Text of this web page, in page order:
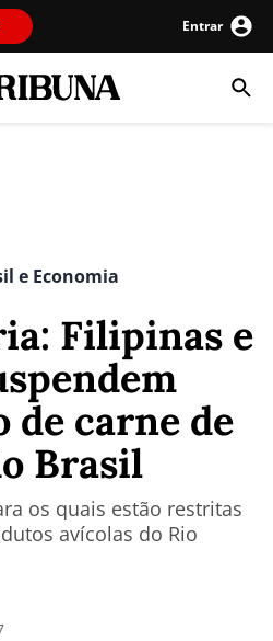
Entrar
e Economia
Filipinas e
de carne de
Brasil
os quais estão restritas
avícolas do Rio